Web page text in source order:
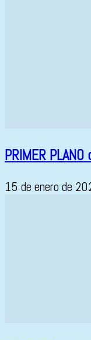
PRIMER
15 de enero de